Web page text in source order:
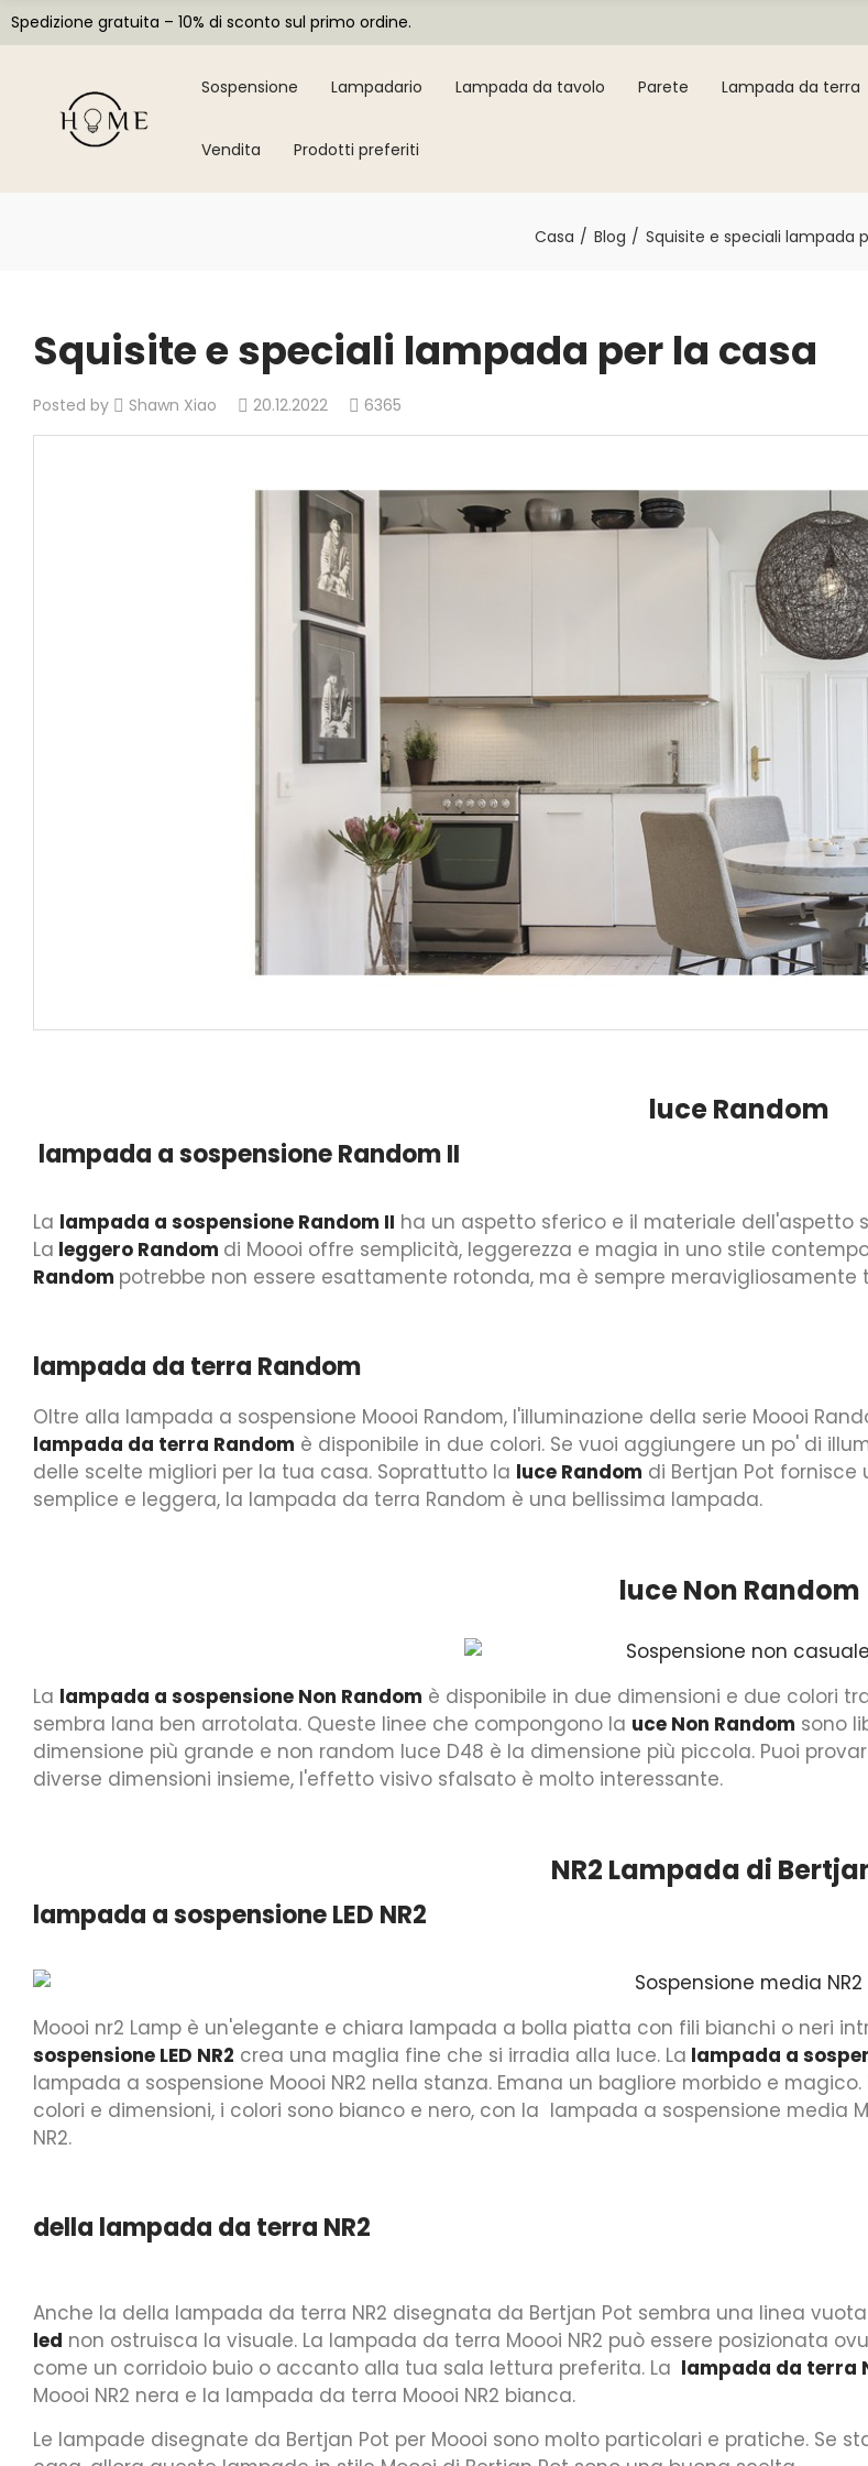
Spedizione gratuita – 10% di sconto sul primo ordine.
Sospensione Lampadario Lampada da tavolo Parete Lampada da terra
Vendita Prodotti preferiti
Casa Blog Squisite e speciali lampada
Squisite e speciali lampada per la casa
Posted by Shawn Xiao 20.12.2022 6365
luce Random
lampada a sospensione Random II
La lampada a sospensione Random II ha un aspetto sferico e il materiale dell'aspetto
La leggero Random di Moooi offre semplicità, leggerezza e magia in uno stile
Random potrebbe non essere esattamente rotonda, ma è sempre
lampada da terra Random
Oltre alla lampada a sospensione Moooi Random, l'illuminazione della serie Moooi
lampada da terra Random è disponibile in due colori. Se vuoi aggiungere un po' di
delle scelte migliori per la tua casa. Soprattutto la luce Random di Bertjan Pot
semplice e leggera, la lampada da terra Random è una bellissima lampada.
luce Non Random
La lampada a sospensione Non Random è disponibile in due dimensioni e due colori
sembra lana ben arrotolata. Queste linee che compongono la uce Non Random sono
dimensione più grande e non random luce D48 è la dimensione più piccola. Puoi
diverse dimensioni insieme, l'effetto visivo sfalsato è molto interessante.
NR2 Lampada di
lampada a sospensione LED NR2
Moooi nr2 Lamp è un'elegante e chiara lampada a bolla piatta con fili bianchi o neri
sospensione LED NR2 crea una maglia fine che si irradia alla luce. La lampada a
lampada a sospensione Moooi NR2 nella stanza. Emana un bagliore morbido e
colori e dimensioni, i colori sono bianco e nero, con la lampada a sospensione media
NR2.
della lampada da terra NR2
Anche la della lampada da terra NR2 disegnata da Bertjan Pot sembra una linea
led non ostruisca la visuale. La lampada da terra Moooi NR2 può essere posizionata
come un corridoio buio o accanto alla tua sala lettura preferita. La lampada da terra
Moooi NR2 nera e la lampada da terra Moooi NR2 bianca.
Le lampade disegnate da Bertjan Pot per Moooi sono molto particolari e pratiche. Se